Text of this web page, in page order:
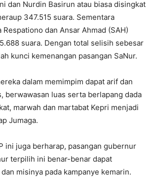
dan Nurdin Basirun atau biasa disingkat
347.515 suara. Sementara
Respationo dan Ansar Ahmad (SAH)
suara. Dengan total selisih sebesar
kunci kemenangan pasangan SaNur.
dalam memimpim dapat arif dan
berwawasan luas serta berlapang dada
marwah dan martabat Kepri menjadi
Jumaga.
ini juga berharap, pasangan gubernur
terpilih ini benar-benar dapat
misinya pada kampanye kemarin.